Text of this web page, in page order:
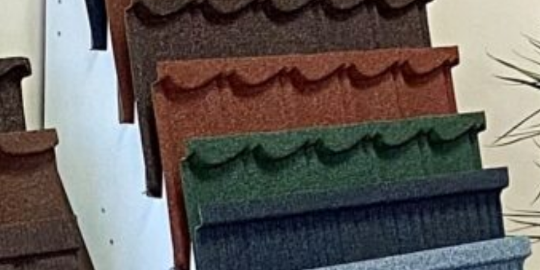
Миттєве
оформлення
Жодних
документів
Facebook
TwitterViber